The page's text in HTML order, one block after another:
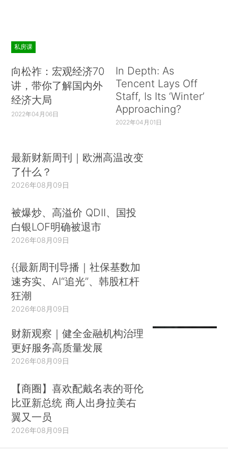
私房课
向松祚：宏观经济70
讲，带你了解国内外
经济大局
2022年04月06日
In Depth: As
Tencent Lays Off
Staff, Is Its ‘Winter’
Approaching?
2022年04月01日
最新财新周刊｜欧洲高温改变
了什么？
2026年08月09日
被爆炒、高溢价 QDII、国投
白银LOF明确被退市
2026年08月09日
{{最新周刊导播｜社保基数加
速夯实、AI“追光”、韩股杠杆
狂潮
2026年08月09日
财新观察｜健全金融机构治理
更好服务高质量发展
2026年08月09日
【商圈】喜欢配戴名表的哥伦
比亚新总统 商人出身拉美右
翼又一员
2026年08月09日